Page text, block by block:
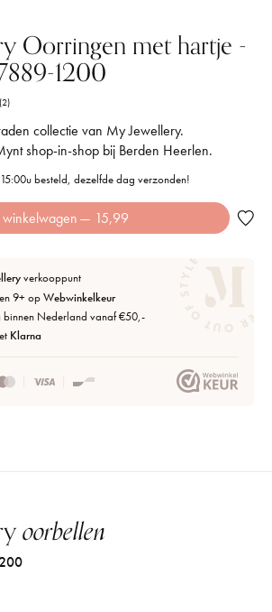
Oorringen met hartje -
1200
collectie van My Jewellery.
shop-in-shop bij Berden Heerlen.
besteld, dezelfde dag verzonden!
winkelwagen — 15,99
verkooppunt
9+ opWebwinkelkeur
binnen Nederland vanaf €50,-
Klarna
oorbellen